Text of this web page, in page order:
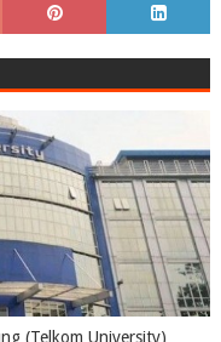
(Telkom University)